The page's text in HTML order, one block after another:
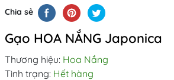
Chia sẻ
Gạo HOA NẮNG Japonica
Thương hiệu: Hoa Nắng
Tình trạng: Hết hàng